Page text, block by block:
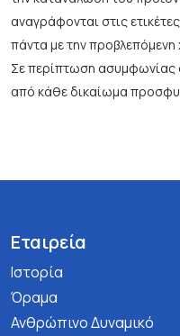
αναγράφονται στις
πάντα με την
Σε περίπτωση ασυμφωνίας
από κάθε δικαίωμα
Εταιρεία
Ιστορία
Όραμα
Ανθρώπινο Δυναμικό